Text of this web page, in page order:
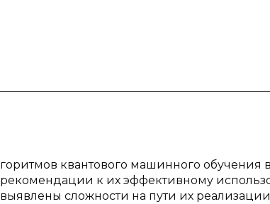
квантового машинного обучения
к их эффективному
сложности на пути их